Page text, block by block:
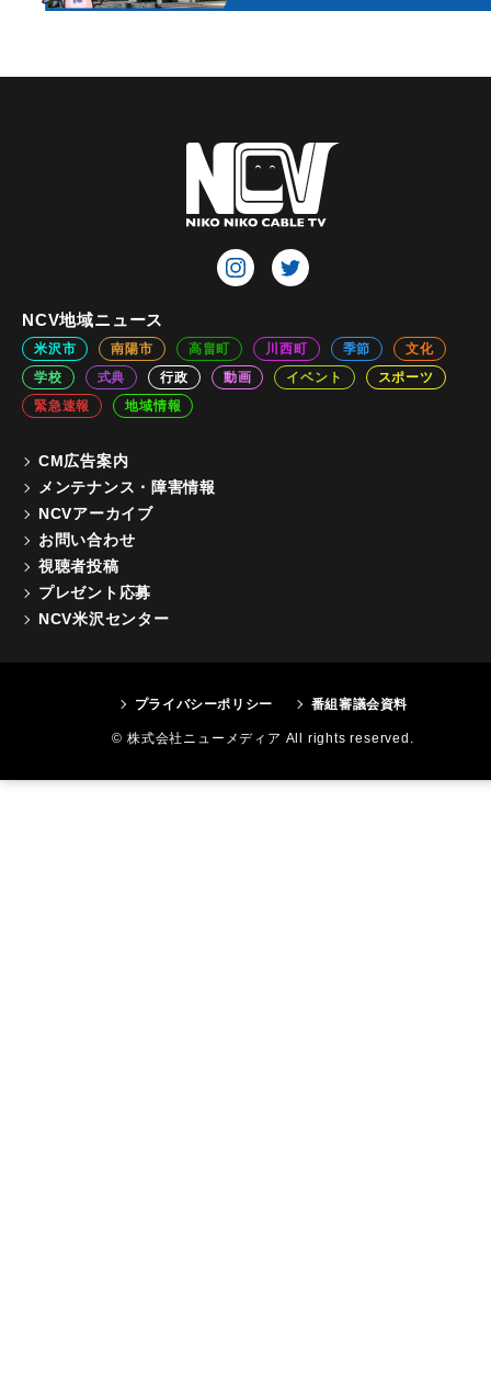
NCV地域ニュース
米沢市 南陽市 高畠町 川西町 季節
文化
学校
式典 行政 動画 イベント
スポーツ
緊急速報
地域情報
CM広告案内
メンテナンス・障害情報
NCVアーカイブ
お問い合わせ
視聴者投稿
プレゼント応募
NCV米沢センター
プライバシーポリシー 番組審議会資料
© 株式会社ニューメディア All rights reserved.